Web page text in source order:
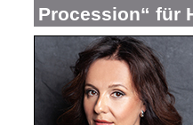
Procession“ für